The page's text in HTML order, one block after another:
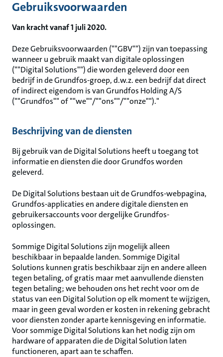
hoofdinhoud
Gebruiksvoorwaarden
Van kracht vanaf 1 juli 2020.
Deze Gebruiksvoorwaarden (""GBV"") zijn van toepassing
wanneer u gebruik maakt van digitale oplossingen
(""Digital Solutions"") die worden geleverd door een
bedrijf in de Grundfos-groep, d.w.z. een bedrijf dat direct
of indirect eigendom is van Grundfos Holding A/S
(""Grundfos"" of ""we""/""ons""/""onze"")."
Beschrijving van de diensten
Bij gebruik van de Digital Solutions heeft u toegang tot
informatie en diensten die door Grundfos worden
geleverd.
De Digital Solutions bestaan uit de Grundfos-webpagina,
Grundfos-applicaties en andere digitale diensten en
gebruikersaccounts voor dergelijke Grundfos-
oplossingen.
Sommige Digital Solutions zijn mogelijk alleen
beschikbaar in bepaalde landen. Sommige Digital
Solutions kunnen gratis beschikbaar zijn en andere alleen
tegen betaling, of gratis maar met aanvullende diensten
tegen betaling; we behouden ons het recht voor om de
status van een Digital Solution op elk moment te wijzigen,
maar in geen geval worden er kosten in rekening gebracht
voor diensten zonder aparte kennisgeving en informatie.
Voor sommige Digital Solutions kan het nodig zijn om
hardware of apparaten die de Digital Solution laten
functioneren, apart aan te schaffen.